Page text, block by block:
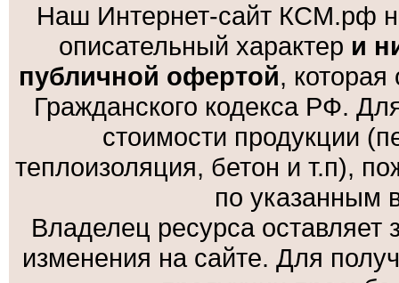
Наш Интернет-сайт КСМ.рф
описательный характер и
публичной офертой,
Гражданского кодекса РФ.
стоимости продукции
теплоизоляция, бетон и т.п),
по указанным
Владелец ресурса
изменения на сайте. Для